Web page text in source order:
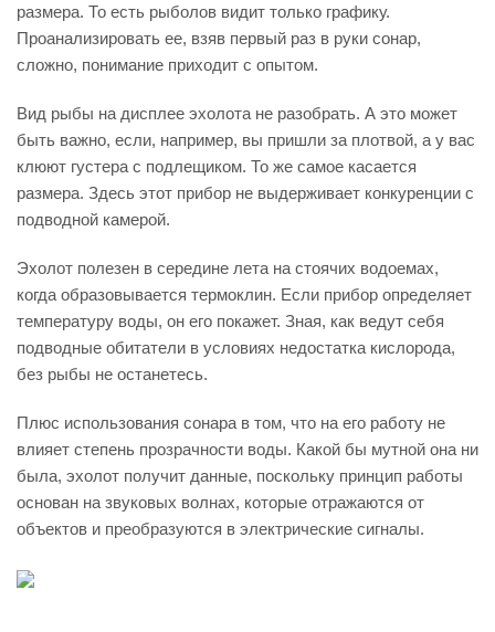
размера. То есть рыболов видит только графику.
Проанализировать ее, взяв первый раз в руки сонар,
сложно, понимание приходит с опытом.
Вид рыбы на дисплее эхолота не разобрать. А это может
быть важно, если, например, вы пришли за плотвой, а у вас
клюют густера с подлещиком. То же самое касается
размера. Здесь этот прибор не выдерживает конкуренции с
подводной камерой.
Эхолот полезен в середине лета на стоячих водоемах,
когда образовывается термоклин. Если прибор определяет
температуру воды, он его покажет. Зная, как ведут себя
подводные обитатели в условиях недостатка кислорода,
без рыбы не останетесь.
Плюс использования сонара в том, что на его работу не
влияет степень прозрачности воды. Какой бы мутной она ни
была, эхолот получит данные, поскольку принцип работы
основан на звуковых волнах, которые отражаются от
объектов и преобразуются в электрические сигналы.